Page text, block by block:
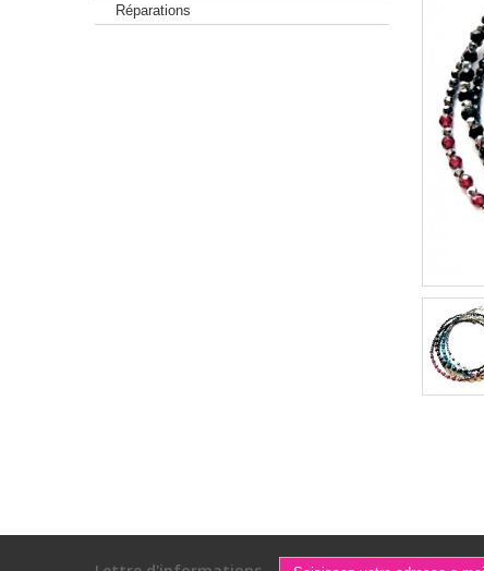
Réparations